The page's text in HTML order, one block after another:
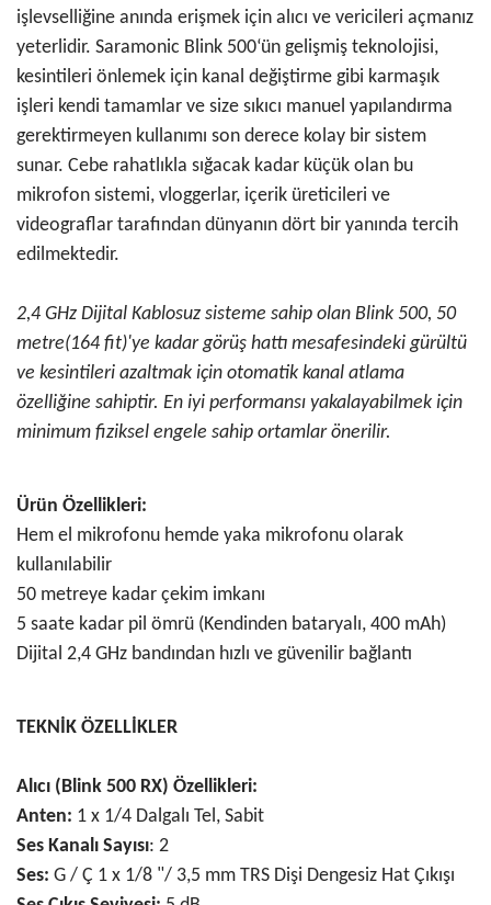
işlevselliğine anında erişmek için alıcı ve vericileri açmanız
yeterlidir. Saramonic Blink 500‘ün gelişmiş teknolojisi,
kesintileri önlemek için kanal değiştirme gibi karmaşık
işleri kendi tamamlar ve size sıkıcı manuel yapılandırma
gerektirmeyen kullanımı son derece kolay bir sistem
sunar. Cebe rahatlıkla sığacak kadar küçük olan bu
mikrofon sistemi, vloggerlar, içerik üreticileri ve
videograflar tarafından dünyanın dört bir yanında tercih
edilmektedir.
2,4 GHz Dijital Kablosuz sisteme sahip olan Blink 500, 50
metre(164 fit)'ye kadar görüş hattı mesafesindeki gürültü
ve kesintileri azaltmak için otomatik kanal atlama
özelliğine sahiptir. En iyi performansı yakalayabilmek için
minimum fiziksel engele sahip ortamlar önerilir.
Ürün Özellikleri:
Hem el mikrofonu hemde yaka mikrofonu olarak
kullanılabilir
50 metreye kadar çekim imkanı
5 saate kadar pil ömrü (Kendinden bataryalı, 400 mAh)
Dijital 2,4 GHz bandından hızlı ve güvenilir bağlantı
TEKNİK ÖZELLİKLER
Alıcı (Blink 500 RX) Özellikleri:
Anten: 1 x 1/4 Dalgalı Tel, Sabit
Ses Kanalı Sayısı: 2
Ses: G / Ç 1 x 1/8 "/ 3,5 mm TRS Dişi Dengesiz Hat Çıkışı